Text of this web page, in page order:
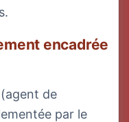
encadrée
de
par le